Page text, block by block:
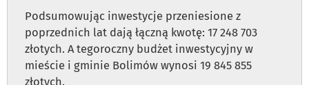
Podsumowując inwestycje przeniesione z
poprzednich lat dają łączną kwotę: 17 248 703
złotych. A tegoroczny budżet inwestycyjny w
mieście i gminie Bolimów wynosi 19 845 855
złotych.